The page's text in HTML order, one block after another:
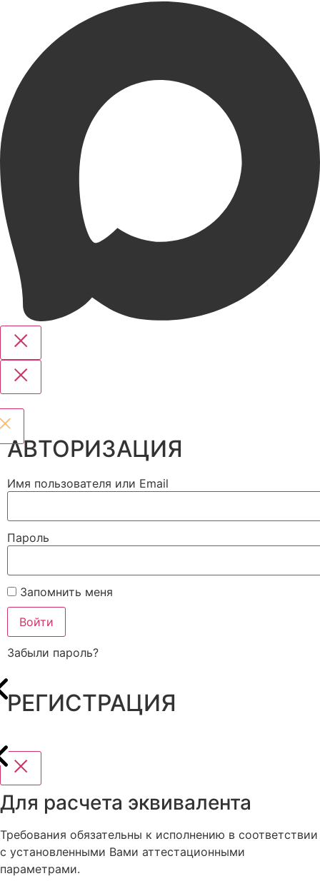
АВТОРИЗАЦИЯ
Имя пользователя или Email
Пароль
Запомнить меня
Войти
Забыли пароль?
РЕГИСТРАЦИЯ
Для расчета эквивалента
Требования обязательны к исполнению в соответствии
с установленными Вами аттестационными
параметрами.